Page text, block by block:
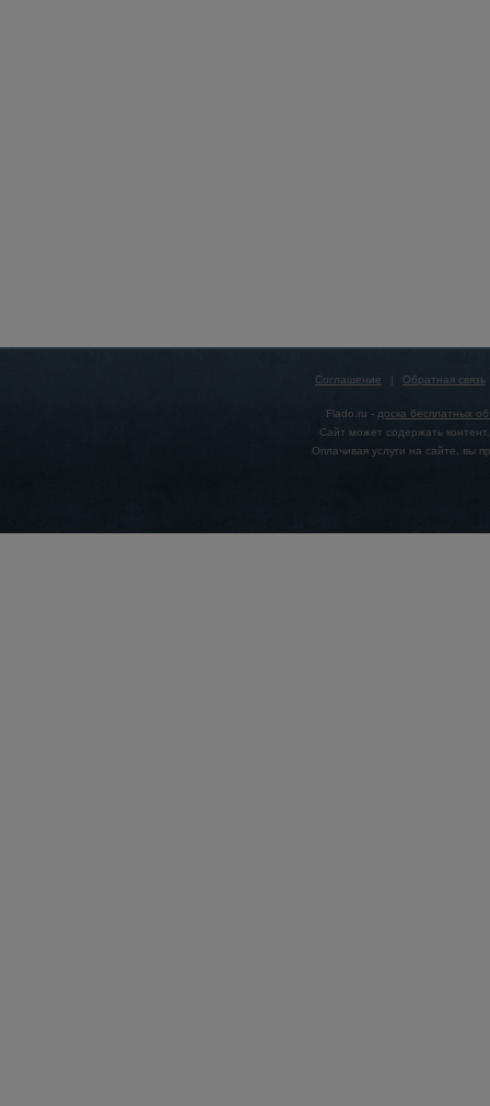
Соглашение | Обратная связь
Flado.ru - доска бесплатных
Сайт может содержать
Оплачивая услуги на сайте, вы